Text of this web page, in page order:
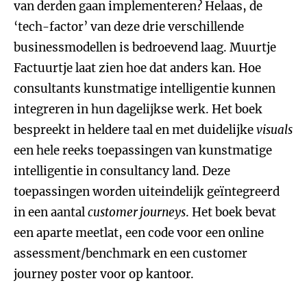
van derden gaan implementeren? Helaas, de
‘tech-factor’ van deze drie verschillende
businessmodellen is bedroevend laag. Muurtje
Factuurtje laat zien hoe dat anders kan. Hoe
consultants kunstmatige intelligentie kunnen
integreren in hun dagelijkse werk. Het boek
bespreekt in heldere taal en met duidelijkevisuals
een hele reeks toepassingen van kunstmatige
intelligentie in consultancy land. Deze
toepassingen worden uiteindelijk geïntegreerd
in een aantalcustomer journeys. Het boek bevat
een aparte meetlat, een code voor een online
assessment/benchmark en een customer
journey poster voor op kantoor.